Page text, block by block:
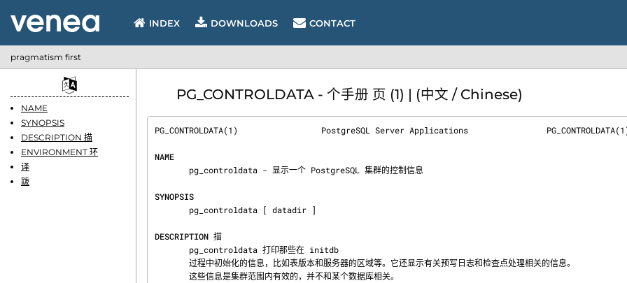
NAME
SYNOPSIS
DESCRIPTION 描
ENVIRONMENT 环
译
跋
INDEX DOWNLOADS CONTACT
pragmatism first
PG_CONTROLDATA - 个手册 页 (1) | (中文 / Chinese)
PG_CONTROLDATA(1)                 PostgreSQL Server Applications
NAME
SYNOPSIS
DESCRIPTION 描